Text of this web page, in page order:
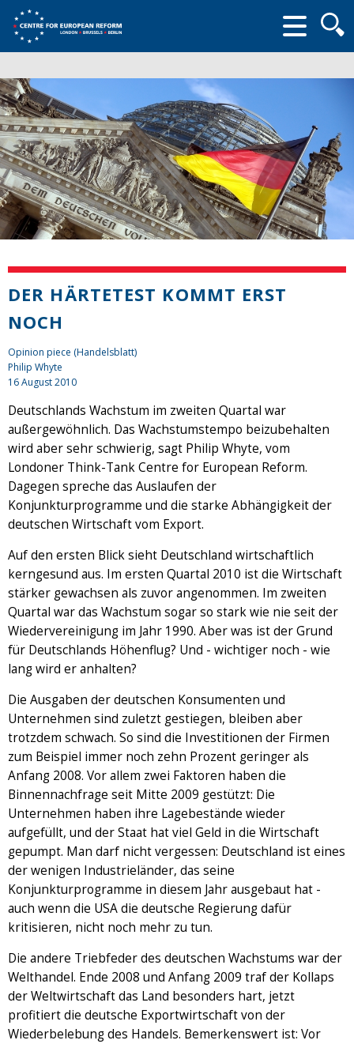
form
DER HÄRTETEST KOMMT ERST
NOCH
Opinion piece (Handelsblatt)
Philip Whyte
16 August 2010
Deutschlands Wachstum im zweiten Quartal war
außergewöhnlich. Das Wachstumstempo beizubehalten
wird aber sehr schwierig, sagt Philip Whyte, vom
Londoner Think-Tank Centre for European Reform.
Dagegen spreche das Auslaufen der
Konjunkturprogramme und die starke Abhängigkeit der
deutschen Wirtschaft vom Export.
Auf den ersten Blick sieht Deutschland wirtschaftlich
kerngesund aus. Im ersten Quartal 2010 ist die Wirtschaft
stärker gewachsen als zuvor angenommen. Im zweiten
Quartal war das Wachstum sogar so stark wie nie seit der
Wiedervereinigung im Jahr 1990. Aber was ist der Grund
für Deutschlands Höhenflug? Und - wichtiger noch - wie
lang wird er anhalten?
Die Ausgaben der deutschen Konsumenten und
Unternehmen sind zuletzt gestiegen, bleiben aber
trotzdem schwach. So sind die Investitionen der Firmen
zum Beispiel immer noch zehn Prozent geringer als
Anfang 2008. Vor allem zwei Faktoren haben die
Binnennachfrage seit Mitte 2009 gestützt: Die
Unternehmen haben ihre Lagebestände wieder
aufgefüllt, und der Staat hat viel Geld in die Wirtschaft
gepumpt. Man darf nicht vergessen: Deutschland ist eines
der wenigen Industrieländer, das seine
Konjunkturprogramme in diesem Jahr ausgebaut hat -
auch wenn die USA die deutsche Regierung dafür
kritisieren, nicht noch mehr zu tun.
Die andere Triebfeder des deutschen Wachstums war der
Welthandel. Ende 2008 und Anfang 2009 traf der Kollaps
der Weltwirtschaft das Land besonders hart, jetzt
profitiert die deutsche Exportwirtschaft von der
Wiederbelebung des Handels. Bemerkenswert ist: Vor